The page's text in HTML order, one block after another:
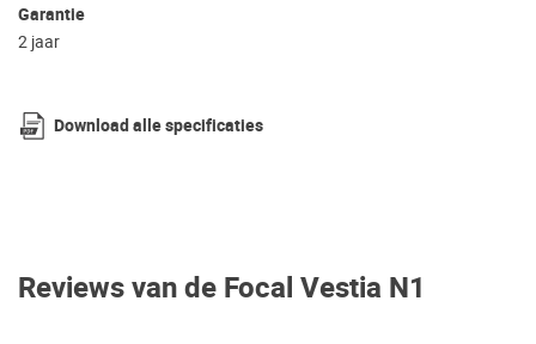
Garantie
2 jaar
Download alle specificaties
Reviews van de Focal Vestia N1